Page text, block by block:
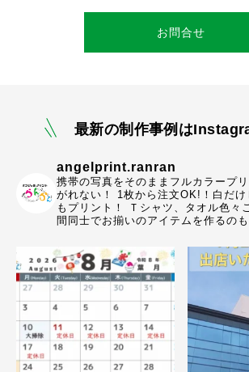
お問合せ
最新の制作事例は
angelprint.ranran
携帯の写真をそのままフルカラープ
がれない！ 1枚から注文OK!！白だ
もプリント！ Ｔシャツ、タオル色々
間同士でお揃いのアイテムを作るの